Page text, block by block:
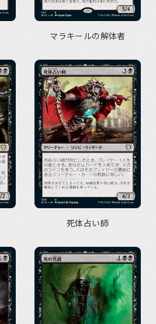
マラキールの解体者
死体占い師